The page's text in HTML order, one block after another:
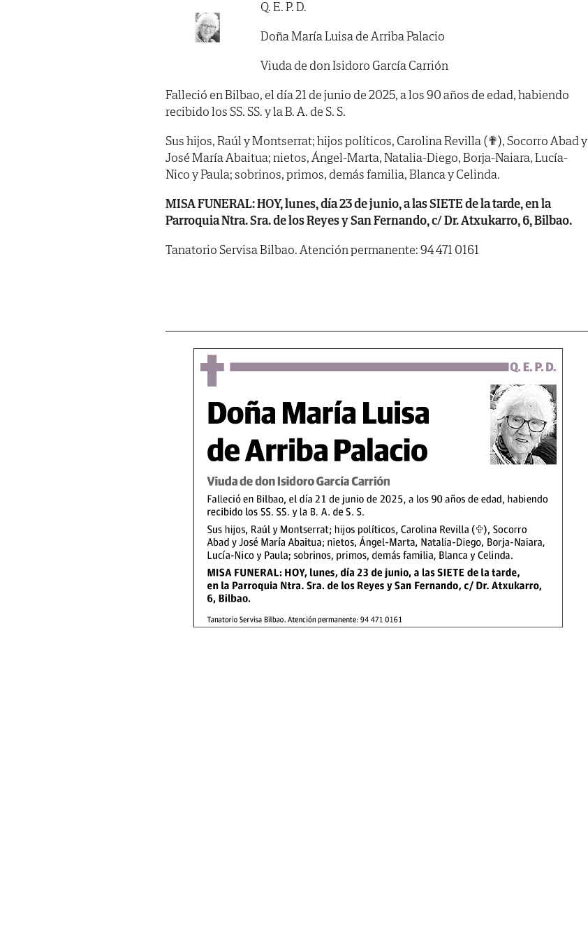
Q. E. P. D.
Doña María Luisa de Arriba Palacio
Viuda de don Isidoro García Carrión
Falleció en Bilbao, el día 21 de junio de 2025, a los 90 años de edad, habiendo
recibido los SS. SS. y la B. A. de S. S.
Sus hijos, Raúl y Montserrat; hijos políticos, Carolina Revilla (✟), Socorro Abad y
José María Abaitua; nietos, Ángel-Marta, Natalia-Diego, Borja-Naiara, Lucía-
Nico y Paula; sobrinos, primos, demás familia, Blanca y Celinda.
MISA FUNERAL: HOY, lunes, día 23 de junio, a las SIETE de la tarde, en la
Parroquia Ntra. Sra. de los Reyes y San Fernando, c/ Dr. Atxukarro, 6, Bilbao.
Tanatorio Servisa Bilbao. Atención permanente: 94 471 0161